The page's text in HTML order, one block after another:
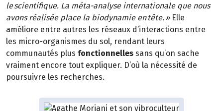
le scientifique. La méta-analyse internationale que nous
avons réalisée place la biodynamie en tête. »Elle
améliore entre autres les réseaux d’interactions entre
les micro-organismes du sol, rendant leurs
communautés plus fonctionnelles sans qu’on sache
vraiment encore tout expliquer. D’où la nécessité de
poursuivre les recherches.